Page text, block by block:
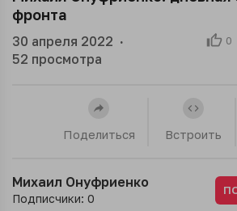
фронта
0
30 апреля 2022 ·
52 просмотра
Поделиться Встроить
Михаил Онуфриенко
Подписчики: 0